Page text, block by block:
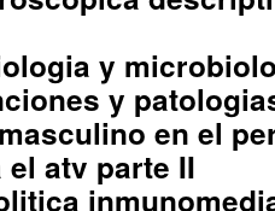
y
y
en el
atv parte II